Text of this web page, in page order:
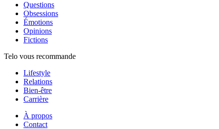
Questions
Obsessions
Émotions
Opinions
Fictions
Telo vous recommande
Lifestyle
Relations
Bien-être
Carrière
À propos
Contact